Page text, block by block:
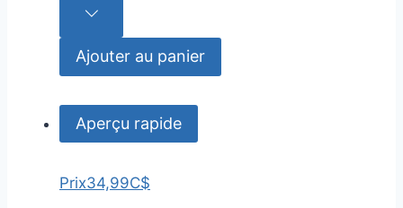
Ajouter au panier
Aperçu rapide
Prix34,99C$